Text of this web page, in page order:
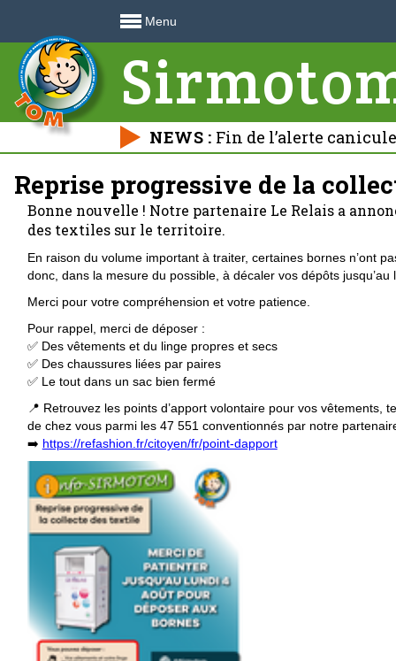
Menu
NEWS : Fin de l’alerte
déchetteries 🍃
Reprise progressive de la
Bonne nouvelle ! Notre partenaire Le Relais a
des textiles sur le territoire.
En raison du volume important à traiter, certaines bornes n’ont
donc, dans la mesure du possible, à décaler vos dépôts jusqu’au
Merci pour votre compréhension et votre patience.
Pour rappel, merci de déposer :
✅ Des vêtements et du linge propres et secs
✅ Des chaussures liées par paires
✅ Le tout dans un sac bien fermé
📍 Retrouvez les points d’apport volontaire pour vos vêtements,
de chez vous parmi les 47 551 conventionnés par notre
➡️ https://refashion.fr/citoyen/fr/point-dapport